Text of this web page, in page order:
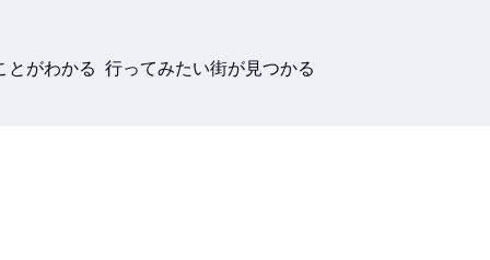
とがわかる 行ってみたい街が見つかる